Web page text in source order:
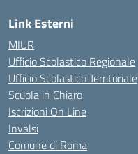
Link Esterni
MIUR
Ufficio Scolastico Regionale
Ufficio Scolastico Territoriale
Scuola in Chiaro
Iscrizioni On Line
Invalsi
Comune di Roma